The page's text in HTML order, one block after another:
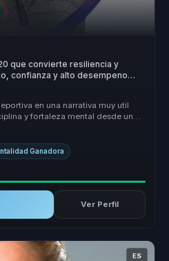
que convierte resiliencia y
confianza y alto desempeno
en una narrativa muy util
y fortaleza mental desde un
Ganadora
Ver Perfil
ES